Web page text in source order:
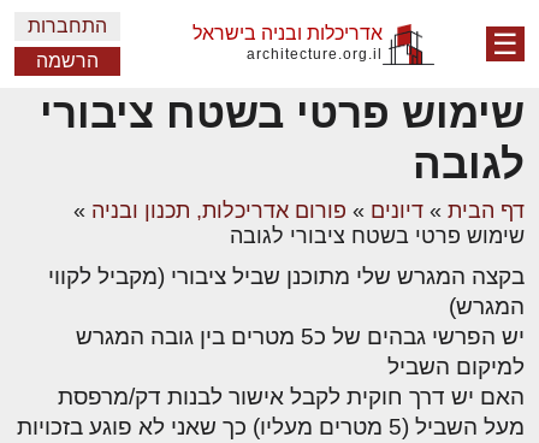
☰ אדריכלות ובניה בישראל
architecture.org.il
התחברות
הרשמה
שימוש פרטי בשטח ציבורי
לגובה
דף הבית » דיונים » פורום אדריכלות, תכנון ובניה »
שימוש פרטי בשטח ציבורי לגובה
בקצה המגרש שלי מתוכנן שביל ציבורי (מקביל לקווי
המגרש)
יש הפרשי גבהים של כ5 מטרים בין גובה המגרש
למיקום השביל
האם יש דרך חוקית לקבל אישור לבנות דק/מרפסת
מעל השביל (5 מטרים מעליו) כך שאני לא פוגע בזכויות